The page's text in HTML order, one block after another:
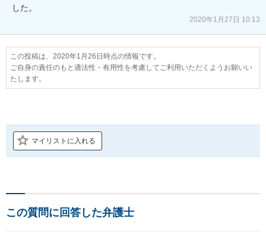
した。
2020年1月27日 10:13
この投稿は、2020年1月26日時点の情報です。
ご自身の責任のもと適法性・有用性を考慮してご利用いただくようお願いい
たします。
マイリストに入れる
この質問に回答した弁護士